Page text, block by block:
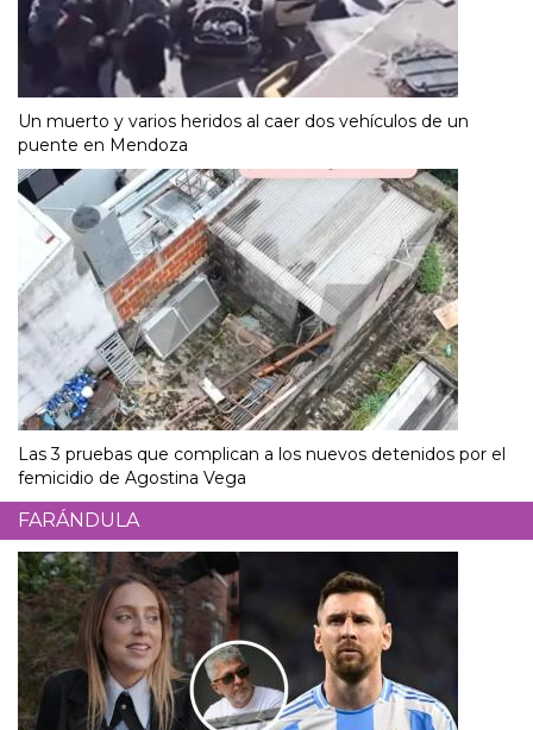
Un muerto y varios heridos al caer dos vehículos de un
puente en Mendoza
Las 3 pruebas que complican a los nuevos detenidos por el
femicidio de Agostina Vega
FARÁNDULA